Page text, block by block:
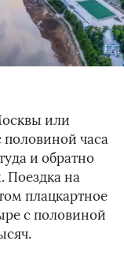
или
половиной часа
и обратно
Поездка на
плацкартное
с половиной